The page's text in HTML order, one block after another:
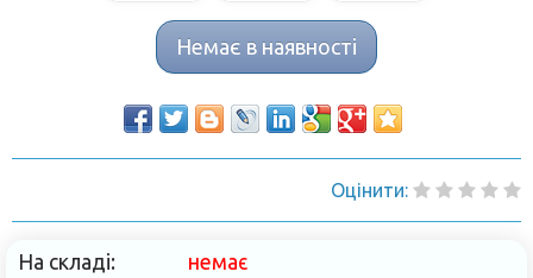
Немає в наявності
Оцінити:
На складі:
немає